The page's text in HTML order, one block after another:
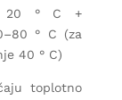
20 ° C +
° C (za
40 ° C)
toplotno